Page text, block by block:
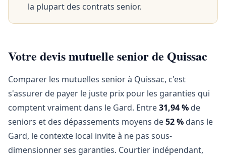
la plupart des contrats senior.
Votre devis mutuelle senior de Quissac
Comparer les mutuelles senior à Quissac, c'est
s'assurer de payer le juste prix pour les garanties qui
comptent vraiment dans le Gard. Entre31,94 % de
seniors et des dépassements moyens de52 % dans le
Gard, le contexte local invite à ne pas sous-
dimensionner ses garanties. Courtier indépendant,